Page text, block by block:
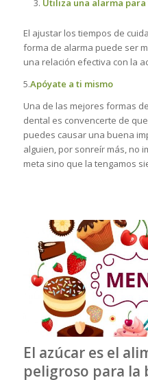
Utiliza una alarma
El ajustar los tiempos de
forma de alarma puede ser
una relación efectiva con la
5.Apóyate a ti mismo
Una de las mejores formas
dental es convencerte de
puedes causar una buena
alguien, por sonreír más, no
meta sino que la tengamos
El azúcar es el
peligroso para